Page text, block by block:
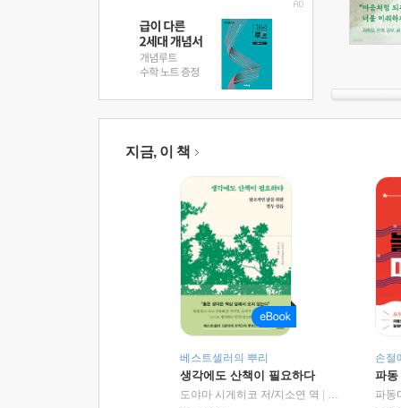
지금, 이 책
베스트셀러의 뿌리
생각에도 산책이 필요하다
도야마 시게히코 저/지소연 역
알에이치코리
손절
파동
파동